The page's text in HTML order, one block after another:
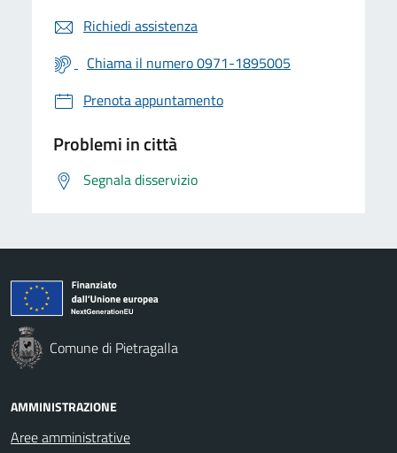
Richiedi assistenza
Chiama il numero 0971-1895005
Prenota appuntamento
Problemi in città
Segnala disservizio
Comune di Pietragalla
AMMINISTRAZIONE
Aree amministrative